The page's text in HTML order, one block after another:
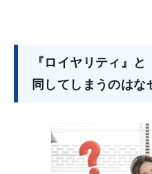
『ロイヤリティ』
同してしまうのはな